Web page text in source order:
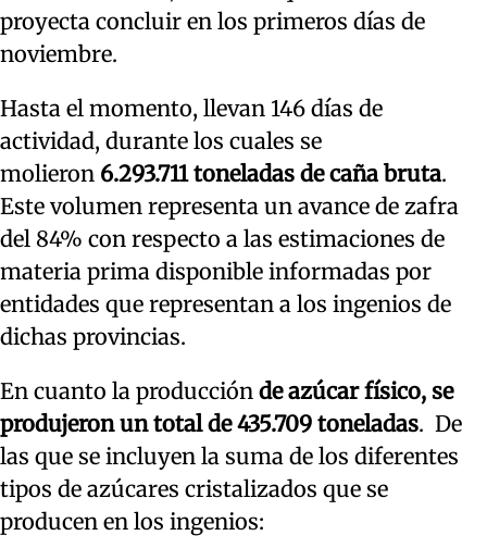
proyecta concluir en los primeros días de
noviembre.
Hasta el momento, llevan 146 días de
actividad, durante los cuales se
molieron 6.293.711 toneladas de caña bruta.
Este volumen representa un avance de zafra
del 84% con respecto a las estimaciones de
materia prima disponible informadas por
entidades que representan a los ingenios de
dichas provincias.
En cuanto la producción de azúcar físico, se
produjeron un total de 435.709 toneladas. De
las que se incluyen la suma de los diferentes
tipos de azúcares cristalizados que se
producen en los ingenios: